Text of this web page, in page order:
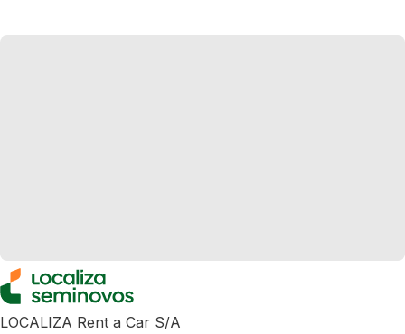
LOCALIZA Rent a Car S/A